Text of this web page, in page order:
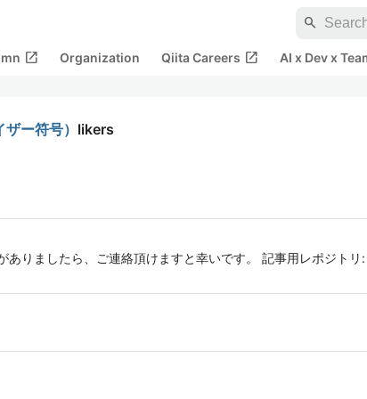
search
open_in_new Organization Qiita Careers open_in_new AI x Dev x
ー符号） likers
ありましたら、ご連絡頂けますと幸いです。 記事用レポジト